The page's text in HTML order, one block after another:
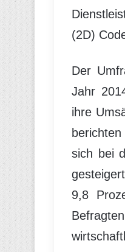
(2D)
Der
Jahr
ihre
sich bei
9,8